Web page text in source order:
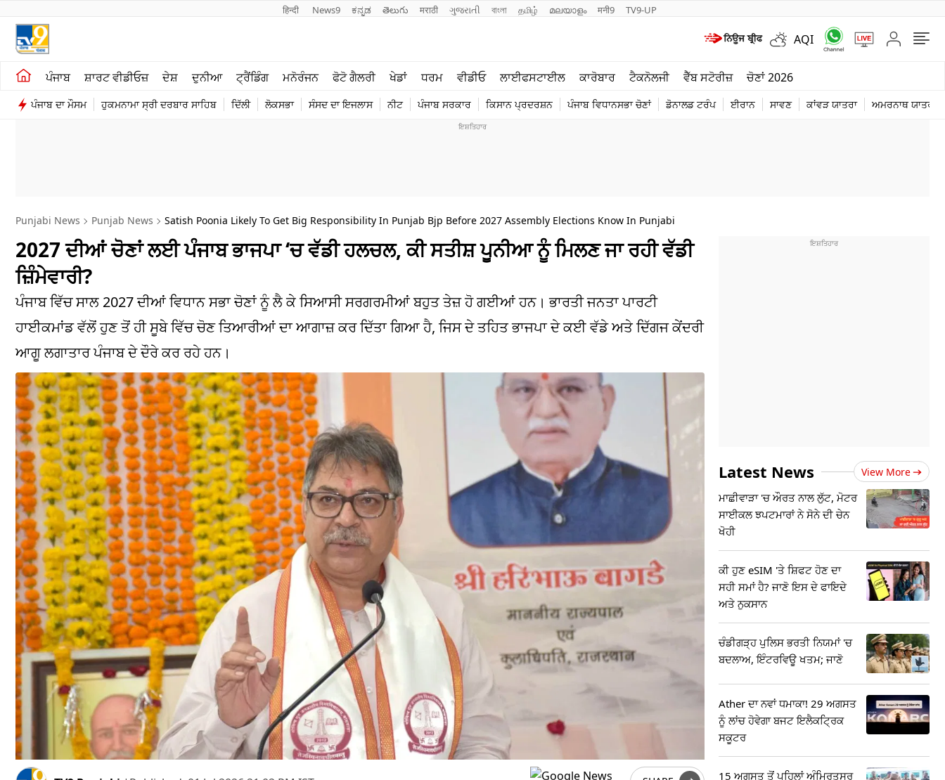
हिन्दी News9 ಕನ್ನಡ తెలుగు मराठी ગુજરાતી বাংলা தமிழ் മലയാളം मनी9 TV9-UP
AQI
ਪੰਜਾਬ ਸ਼ਾਰਟ ਵੀਡੀਓਜ਼ ਦੇਸ਼ ਦੁਨੀਆ ਟ੍ਰੈਂਡਿੰਗ ਮਨੋਰੰਜਨ ਫੋਟੋ ਗੈਲਰੀ ਖੇਡਾਂ ਧਰਮ ਵੀਡੀਓ ਲਾਈਫਸਟਾਈਲ ਕਾਰੋਬਾਰ ਟੈਕਨੋਲਜੀ ਵੈੱਬ ਸਟੋਰੀਜ਼ ਚੋਣਾਂ 2026
ਪੰਜਾਬ ਦਾ ਮੌਸਮ ਹੁਕਮਨਾਮਾ ਸ੍ਰੀ ਦਰਬਾਰ ਸਾਹਿਬ ਦਿੱਲੀ ਲੋਕਸਭਾ ਸੰਸਦ ਦਾ ਇਜਲਾਸ ਨੀਟ ਪੰਜਾਬ ਸਰਕਾਰ ਕਿਸਾਨ ਪ੍ਰਦਰਸ਼ਨ ਪੰਜਾਬ ਵਿਧਾਨਸਭਾ ਚੋਣਾਂ ਡੋਨਾਲਡ ਟਰੰਪ ਈਰਾਨ ਸਾਵਣ ਕਾਂਵੜ ਯਾਤਰਾ ਅਮਰਨਾਥ ਯਾਤਰਾ
ਖੇਤੀਬਾੜੀ
ਸ਼ਾਰਟ ਵੀਡੀਓਜ਼
ਮਨੋਰੰਜਨ
ਪੰਜਾਬ
ਟੈਕਨੋਲਜੀ
ਦੁਨੀਆ
Punjabi News Punjab News Satish Poonia Likely To Get Big Responsibility In Punjab Bjp Before 2027 Assembly Elections Know In Punjabi
2027 ਦੀਆਂ ਚੋਣਾਂ ਲਈ ਪੰਜਾਬ ਭਾਜਪਾ ‘ਚ ਵੱਡੀ ਹਲਚਲ, ਕੀ ਸਤੀਸ਼ ਪੂਨੀਆ ਨੂੰ ਮਿਲਣ ਜਾ ਰਹੀ ਵੱਡੀ
ਜ਼ਿੰਮੇਵਾਰੀ?
ਪੰਜਾਬ ਵਿੱਚ ਸਾਲ 2027 ਦੀਆਂ ਵਿਧਾਨ ਸਭਾ ਚੋਣਾਂ ਨੂੰ ਲੈ ਕੇ ਸਿਆਸੀ ਸਰਗਰਮੀਆਂ ਬਹੁਤ ਤੇਜ਼ ਹੋ ਗਈਆਂ ਹਨ। ਭਾਰਤੀ ਜਨਤਾ ਪਾਰਟੀ
ਹਾਈਕਮਾਂਡ ਵੱਲੋਂ ਹੁਣ ਤੋਂ ਹੀ ਸੂਬੇ ਵਿੱਚ ਚੋਣ ਤਿਆਰੀਆਂ ਦਾ ਆਗਾਜ਼ ਕਰ ਦਿੱਤਾ ਗਿਆ ਹੈ, ਜਿਸ ਦੇ ਤਹਿਤ ਭਾਜਪਾ ਦੇ ਕਈ ਵੱਡੇ ਅਤੇ ਦਿੱਗਜ ਕੇਂਦਰੀ
ਆਗੂ ਲਗਾਤਾਰ ਪੰਜਾਬ ਦੇ ਦੌਰੇ ਕਰ ਰਹੇ ਹਨ।
Latest News View More
ਮਾਛੀਵਾੜਾ 'ਚ ਔਰਤ ਨਾਲ ਲੁੱਟ, ਮੋਟਰ
ਸਾਈਕਲ ਝਪਟਮਾਰਾਂ ਨੇ ਸੋਨੇ ਦੀ ਚੇਨ
ਖੋਹੀ
ਕੀ ਹੁਣ eSIM 'ਤੇ ਸ਼ਿਫਟ ਹੋਣ ਦਾ
ਸਹੀ ਸਮਾਂ ਹੈ? ਜਾਣੋ ਇਸ ਦੇ ਫਾਇਦੇ
ਅਤੇ ਨੁਕਸਾਨ
ਚੰਡੀਗੜ੍ਹ ਪੁਲਿਸ ਭਰਤੀ ਨਿਯਮਾਂ 'ਚ
ਬਦਲਾਅ, ਇੰਟਰਵਿਊ ਖਤਮ; ਜਾਣੋ
Ather ਦਾ ਨਵਾਂ ਧਮਾਕਾ! 29 ਅਗਸਤ
ਨੂੰ ਲਾਂਚ ਹੋਵੇਗਾ ਬਜਟ ਇਲੈਕਟ੍ਰਿਕ
ਸਕੂਟਰ
15 ਅਗਸਤ ਤੋਂ ਪਹਿਲਾਂ ਅੰਮ੍ਰਿਤਸਰ